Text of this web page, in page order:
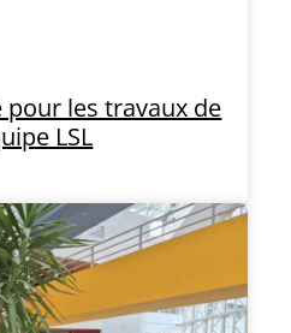
les travaux de
LSL